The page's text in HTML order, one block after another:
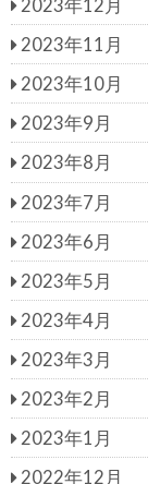
2023年12月
2023年11月
2023年10月
2023年9月
2023年8月
2023年7月
2023年6月
2023年5月
2023年4月
2023年3月
2023年2月
2023年1月
2022年12月